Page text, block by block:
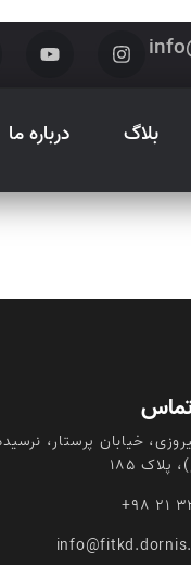
بلاگ درباره ما
خیابان پرستار،
۱۸۵